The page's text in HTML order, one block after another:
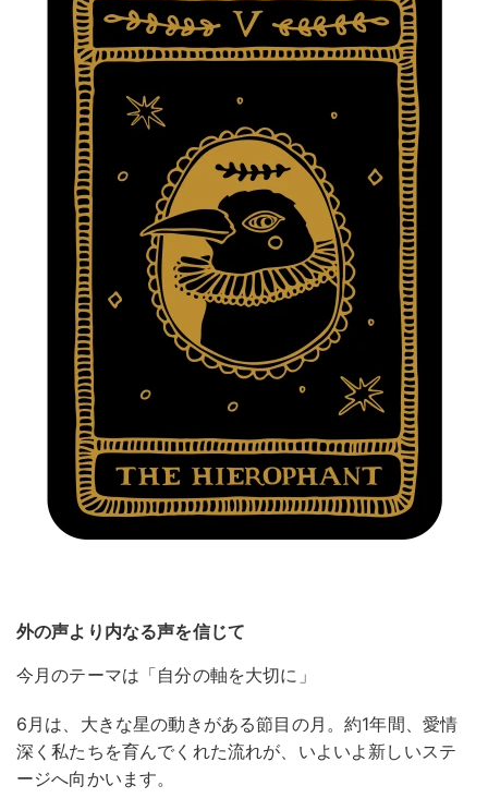
外の声より内なる声を信じて
今月のテーマは「自分の軸を大切に」
6月は、大きな星の動きがある節目の月。約1年間、愛情
深く私たちを育んでくれた流れが、いよいよ新しいステ
ージへ向かいます。